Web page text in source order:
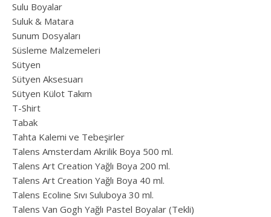
Sulu Boyalar
Suluk & Matara
Sunum Dosyaları
Süsleme Malzemeleri
Sütyen
Sütyen Aksesuarı
Sütyen Külot Takım
T-Shirt
Tabak
Tahta Kalemi ve Tebeşirler
Talens Amsterdam Akrilik Boya 500 ml.
Talens Art Creation Yağlı Boya 200 ml.
Talens Art Creation Yağlı Boya 40 ml.
Talens Ecoline Sıvı Suluboya 30 ml.
Talens Van Gogh Yağlı Pastel Boyalar (Tekli)